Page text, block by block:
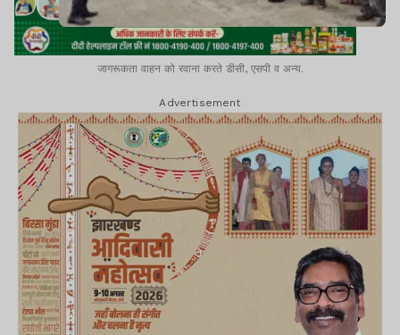
जागरूकता वाहन को रवाना करते डीसी, एसपी व अन्य.
Advertisement